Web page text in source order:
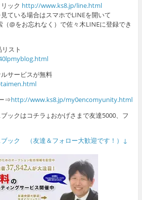
ック http://www.ks8.jp/line.html
ている場合はスマホでLINEを開いて
（@をお忘れなく）で佐々木LINEに登録でき
スト
サービスが無料
⇒http://www.ks8.jp/my0encomyunity.html
ックはコチラ↓おかげさまで友達5000、フ
ック （友達＆フォロー大歓迎です！）↓